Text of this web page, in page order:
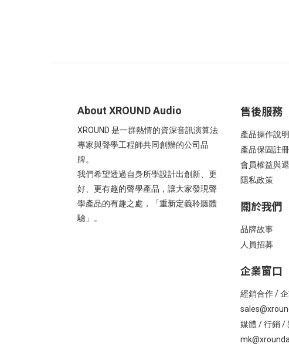
About XROUND Audio
XROUND 是一群熱情的資深音訊演算法
專家與聲學工程師共同創辦的公司品
牌。
我們希望透過自身所學設計出創新、更
好、更有趣的聲學產品，讓大家發現聲
學產品的有趣之處，「重新定義聆聽體
驗」。
售後服務
產品操作說明
產品保固註冊
會員權益與
隱私政策
關於我們
品牌故事
人員招募
企業窗口
經銷合作 / 企
媒體 / 行銷 /